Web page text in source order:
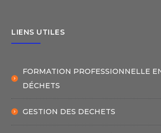
LIENS UTILES
FORMATION PROFESSIONNELLE
DÉCHETS
GESTION DES DECHETS